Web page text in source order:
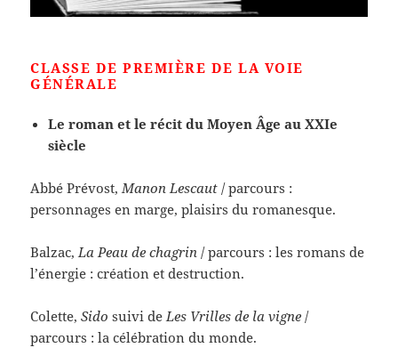
CLASSE DE PREMIÈRE DE LA VOIE
GÉNÉRALE
Le roman et le récit du Moyen Âge au XXIe
siècle
Abbé Prévost,Manon Lescaut / parcours :
personnages en marge, plaisirs du romanesque.
Balzac,La Peau de chagrin / parcours : les romans de
l’énergie : création et destruction.
Colette,Sidosuivi deLes Vrilles de la vigne /
parcours : la célébration du monde.